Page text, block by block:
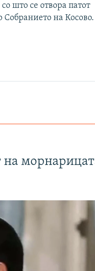
што се отвора патот
Собранието на Косово.
на